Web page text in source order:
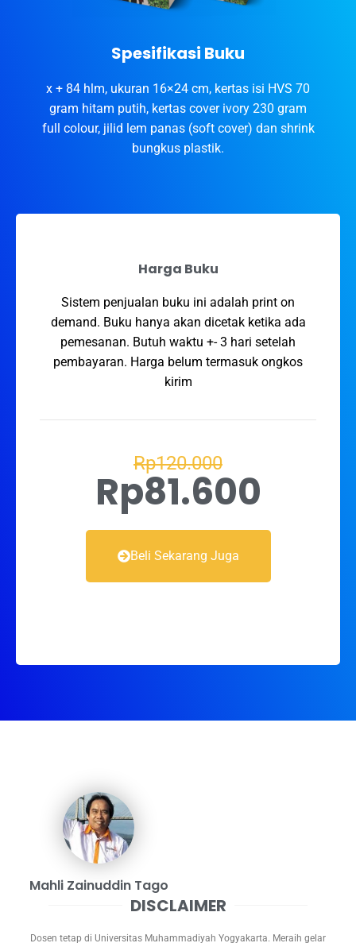
Spesifikasi Buku
x + 84 hlm, ukuran 16×24 cm, kertas isi HVS 70
gram hitam putih, kertas cover ivory 230 gram
full colour, jilid lem panas (soft cover) dan shrink
bungkus plastik.
Harga Buku
Sistem penjualan buku ini adalah print on
demand. Buku hanya akan dicetak ketika ada
pemesanan. Butuh waktu +- 3 hari setelah
pembayaran. Harga belum termasuk ongkos
kirim
Rp120.000
Rp81.600
Beli Sekarang Juga
Mahli Zainuddin Tago
DISCLAIMER
Dosen tetap di Universitas Muhammadiyah Yogyakarta. Meraih gelar